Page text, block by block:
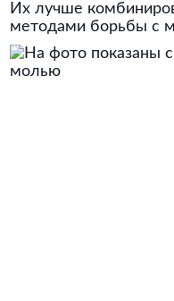
Их лучше
методами борьбы с